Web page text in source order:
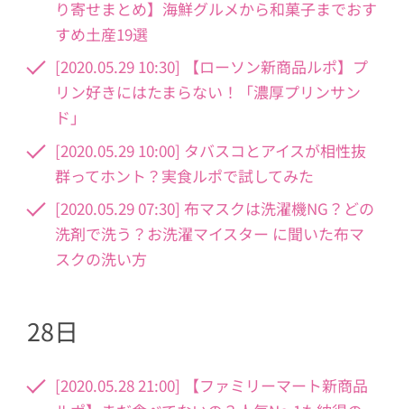
り寄せまとめ】海鮮グルメから和菓子までおす
すめ土産19選
[2020.05.29 10:30] 【ローソン新商品ルポ】プ
リン好きにはたまらない！「濃厚プリンサン
ド」
[2020.05.29 10:00] タバスコとアイスが相性抜
群ってホント？実食ルポで試してみた
[2020.05.29 07:30] 布マスクは洗濯機NG？どの
洗剤で洗う？お洗濯マイスター に聞いた布マ
スクの洗い方
28日
[2020.05.28 21:00] 【ファミリーマート新商品